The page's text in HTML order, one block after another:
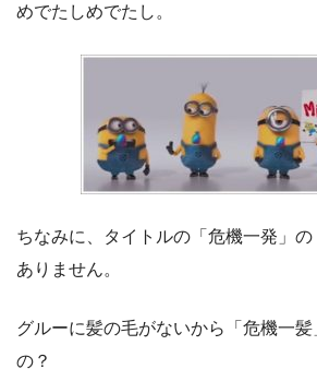
めでたしめでたし。
ちなみに、タイトルの「危機一発」
ありません。
グルーに髪の毛がないから「危機一
の？